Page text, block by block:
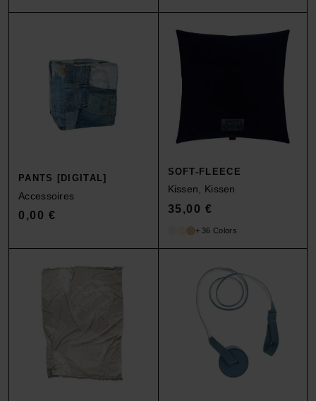
PANTS [DIGITAL]
Accessoires
0,00€
SOFT-FLEECE
Kissen Kissen
35,00€
+ 36 Colors